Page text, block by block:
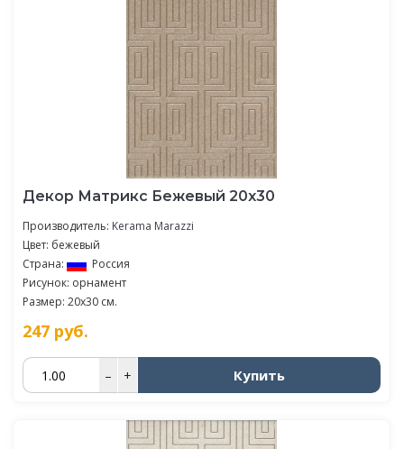
Декор Матрикс Бежевый 20х30
Производитель: Kerama Marazzi
Цвет: бежевый
Страна:
Россия
Рисунок: орнамент
Размер: 20x30 см.
247 руб.
– + Купить